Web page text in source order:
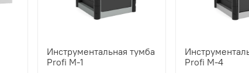
Инструментальная тумба
Profi M-1
Profi M-4